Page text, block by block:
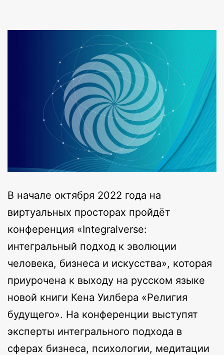
В начале октября 2022 года на
виртуальных просторах пройдёт
конференция «Integralverse:
интегральный подход к эволюции
человека, бизнеса и искусства», которая
приурочена к выходу на русском языке
новой книги Кена Уилбера «Религия
будущего». На конференции выступят
эксперты интегрального подхода в
сферах бизнеса, психологии, медитации